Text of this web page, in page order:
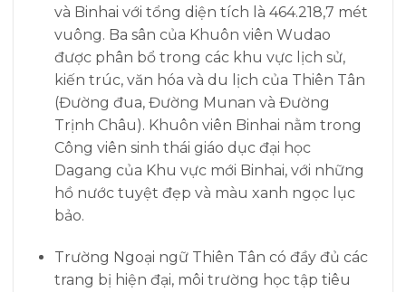
và Binhai với tổng diện tích là 464.218,7 mét
vuông. Ba sân của Khuôn viên Wudao
được phân bổ trong các khu vực lịch sử,
kiến ​​trúc, văn hóa và du lịch của Thiên Tân
(Đường đua, Đường Munan và Đường
Trịnh Châu). Khuôn viên Binhai nằm trong
Công viên sinh thái giáo dục đại học
Dagang của Khu vực mới Binhai, với những
hồ nước tuyệt đẹp và màu xanh ngọc lục
bảo.
Trường Ngoại ngữ Thiên Tân có đầy đủ các
trang bị hiện đại, môi trường học tập tiêu